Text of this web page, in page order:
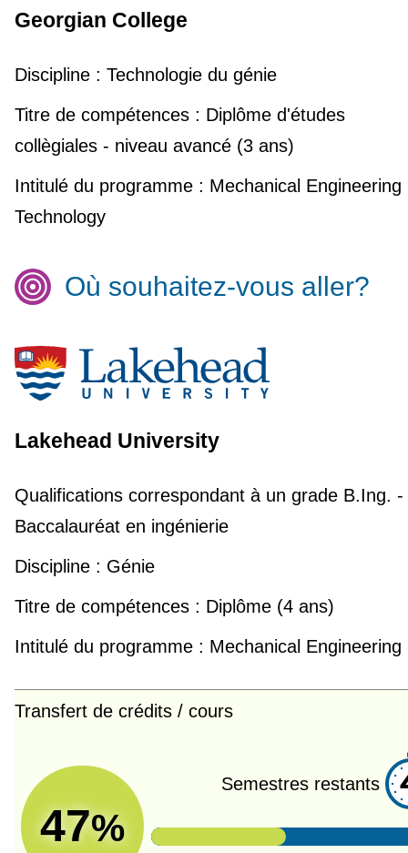
Georgian College
Discipline : Technologie du génie
Titre de compétences : Diplôme d'études
collègiales - niveau avancé (3 ans)
Intitulé du programme : Mechanical Engineering
Technology
Où souhaitez-vous aller?
Lakehead University
Qualifications correspondant à un gradeB.Ing. -
Baccalauréat en ingénierie
Discipline : Génie
Titre de compétences : Diplôme (4 ans)
Intitulé du programme : Mechanical Engineering
Transfert de crédits / cours
47%
Semestres restants